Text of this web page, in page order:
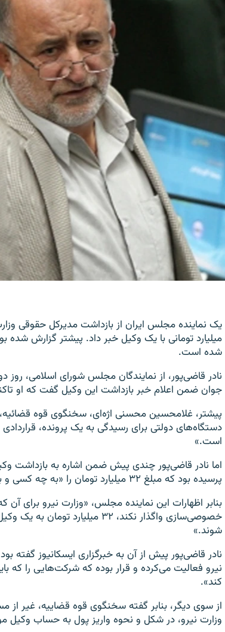
میلیارد تومانی با یک وکیل خبر داد. پیشتر گزارش
شده است.
جوان ضمن اعلام خبر بازداشت این وکیل گفت که او تاکنون ۱۵ میلیارد تومان نیز دریافت
پيشتر،‌ غلامحسين محسنی اژه‌ای، سخنگوی قوه قضائيه،
است.»
اما نادر قاضی‌پور چندی پیش ضمن اشاره به بازداشت
پرسيده بود که مبلغ ۳۲ ميليارد تومان را «به چه کسی و برای چه» پرداخت کرده است.
بنابر اظهارات این نماینده مجلس،‌ «وزارت نيرو برای
خصوصی‌سازی واگذار نکند، ۳۲
شوند.»
نادر قاضی‌پور پيش از آن به خبرگزاری ايسکانيوز گفته
نيرو فعالیت می‌کرده و قرار بوده که شرکت‌هايی را که
کند».
از سوی دیگر،‌ بنابر گفته سخنگوی قوه قضاییه،‌ غیر از
وزارت نیرو،‌ در شکل و نحوه واریز پول به حساب وکیل